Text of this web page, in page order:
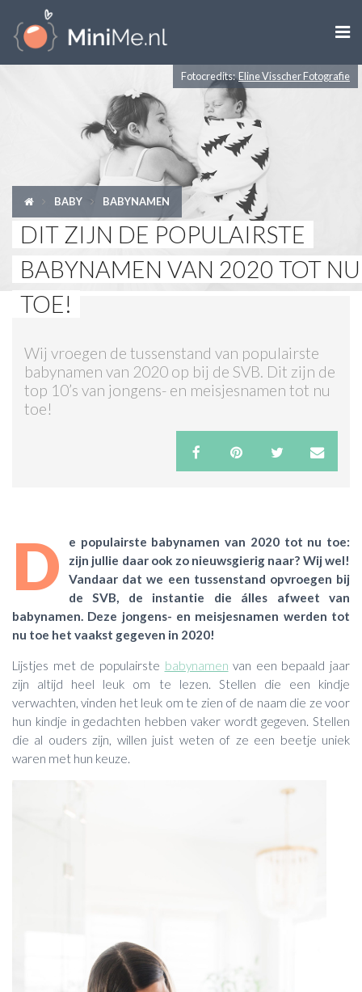

PEUTER
KIND
LIFESTYLE
SHOPS
ACTIES & KORTING
Fotocredits:Eline Visscher Fotografie
BABY BABYNAMEN
DIT ZIJN DE POPULAIRSTE
BABYNAMEN VAN 2020 TOT NU
TOE!
Wij vroegen de tussenstand van populairste
babynamen van 2020 op bij de SVB. Dit zijn de
top 10’s van jongens- en meisjesnamen tot nu
toe!
D
e populairste babynamen van 2020 tot nu toe:
zijn jullie daar ook zo nieuwsgierig naar? Wij wel!
Vandaar dat we een tussenstand opvroegen bij
de SVB, de instantie die álles afweet van
babynamen. Deze jongens- en meisjesnamen werden tot
nu toe het vaakst gegeven in 2020!
Lijstjes met de populairste babynamen van een bepaald jaar
zijn altijd heel leuk om te lezen. Stellen die een kindje
verwachten, vinden het leuk om te zien of de naam die ze voor
hun kindje in gedachten hebben vaker wordt gegeven. Stellen
die al ouders zijn, willen juist weten of ze een beetje uniek
waren met hun keuze.